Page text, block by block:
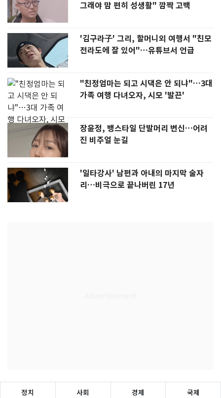
그래야 맘 편히 성생활" 깜짝 고백
'김구라子' 그리, 할머니외 여행서 "친모
전라도에 잘 있어"…유튜브서 언급
"친정엄마는 되고 시댁은 안 되냐"…3대
가족 여행 다녀오자, 시모 '발끈'
장윤정, 뱅스타일 단발머리 변신…어려
진 비주얼 눈길
'일타강사' 남편과 아내의 마지막 술자
리…비극으로 끝나버린 17년
정치 사회 경제 국제